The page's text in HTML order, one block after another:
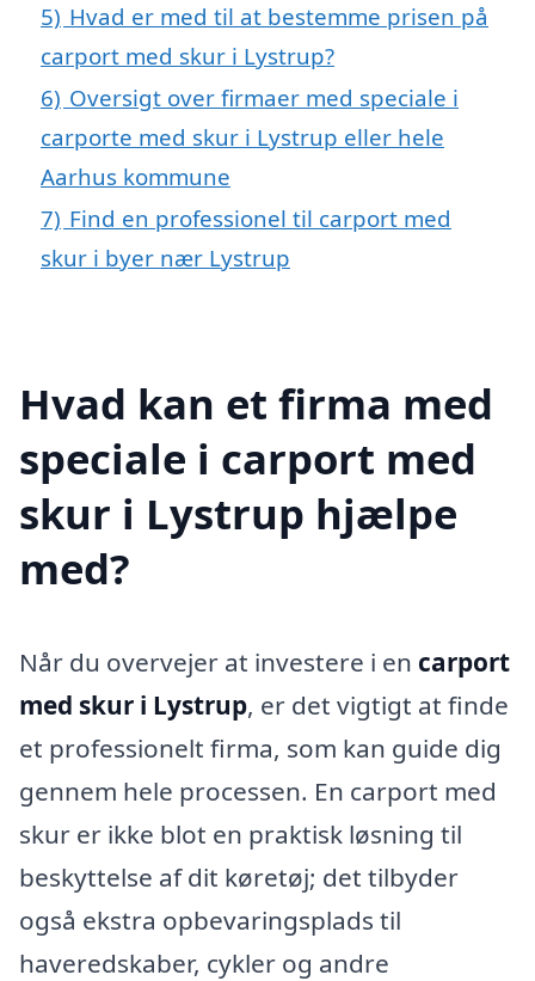
5) Hvad er med til at bestemme prisen på
carport med skur i Lystrup?
6) Oversigt over firmaer med speciale i
carporte med skur i Lystrup eller hele
Aarhus kommune
7) Find en professionel til carport med
skur i byer nær Lystrup
Hvad kan et firma med
speciale i carport med
skur i Lystrup hjælpe
med?
Når du overvejer at investere i en carport
med skur i Lystrup, er det vigtigt at finde
et professionelt firma, som kan guide dig
gennem hele processen. En carport med
skur er ikke blot en praktisk løsning til
beskyttelse af dit køretøj; det tilbyder
også ekstra opbevaringsplads til
haveredskaber, cykler og andre